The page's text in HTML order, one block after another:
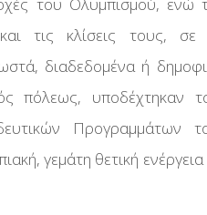
τις κλίσεις τους, σε
διαδεδομένα ή
πόλεως, υποδέχτηκαν το
Προγραμμάτων
γεμάτη θετική